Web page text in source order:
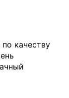
качеству